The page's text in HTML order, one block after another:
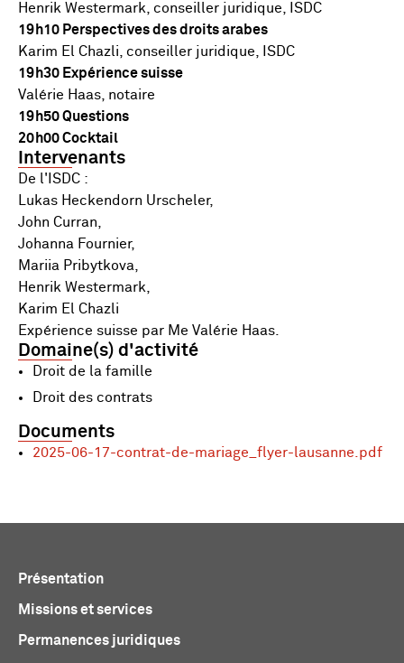
Henrik Westermark, conseiller juridique, ISDC
19h10 Perspectives des droits arabes
Karim El Chazli, conseiller juridique, ISDC
19h30 Expérience suisse
Valérie Haas, notaire
19h50 Questions
20h00 Cocktail
Intervenants
De l'ISDC :
Lukas Heckendorn Urscheler,
John Curran,
Johanna Fournier,
Mariia Pribytkova,
Henrik Westermark,
Karim El Chazli
Expérience suisse par Me Valérie Haas.
Domaine(s) d'activité
Droit de la famille
Droit des contrats
Documents
2025-06-17-contrat-de-mariage_flyer-lausanne.pdf
Présentation
Missions et services
Permanences juridiques